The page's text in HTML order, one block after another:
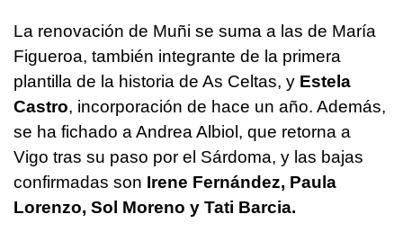
La renovación de Muñi se suma a las de María
Figueroa, también integrante de la primera
plantilla de la historia de As Celtas, y Estela
Castro, incorporación de hace un año. Además,
se ha fichado a Andrea Albiol, que retorna a
Vigo tras su paso por el Sárdoma, y las bajas
confirmadas son Irene Fernández, Paula
Lorenzo, Sol Moreno y Tati Barcia.